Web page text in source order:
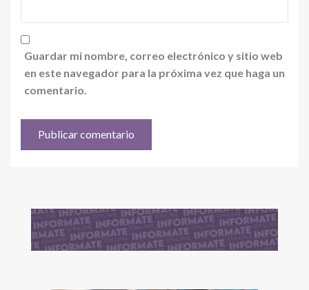
Guardar mi nombre, correo electrónico y sitio web
en este navegador para la próxima vez que haga un
comentario.